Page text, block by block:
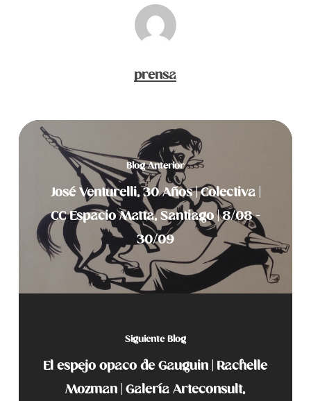
prensa
Blog Anterior
José Venturelli, 30 Años | Colectiva |
CC Espacio Matta, Santiago | 8/08 -
30/09
Siguiente Blog
El espejo opaco de Gauguin | Rachelle
Mozman | Galería Arteconsult,